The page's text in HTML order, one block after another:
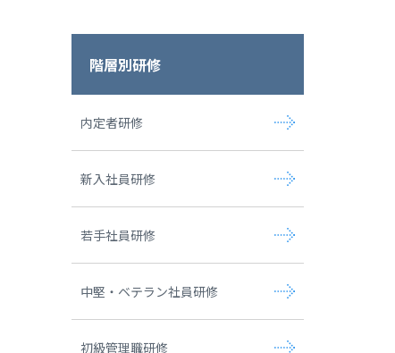
階層別研修
内定者研修
新入社員研修
若手社員研修
中堅・ベテラン社員研修
初級管理職研修